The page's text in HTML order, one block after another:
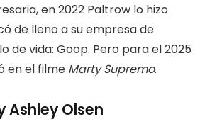
en 2022 Paltrow lo hizo
de lleno a su empresa de
de vida: Goop. Pero para el 2025
en el filme Marty Supremo.
Ashley Olsen